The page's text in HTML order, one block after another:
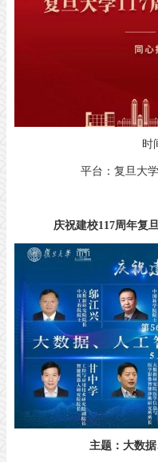
时
平台：复旦大
庆祝建校117周年复
主题：大数